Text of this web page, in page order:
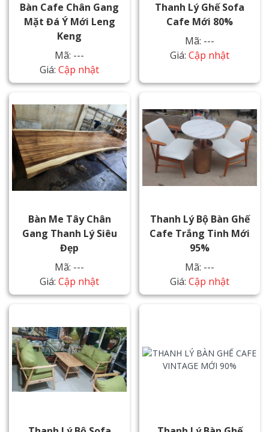
Bàn Cafe Chân Gang
Mặt Đá Ý Mới Leng
Keng
Mã: ---
Giá: Cập nhật
Thanh Lý Ghế Sofa
Cafe Mới 80%
Mã: ---
Giá: Cập nhật
Bàn Me Tây Chân
Gang Thanh Lý Siêu
Đẹp
Mã: ---
Giá: Cập nhật
Thanh Lý Bộ Bàn Ghế
Cafe Trắng Tinh Mới
95%
Mã: ---
Giá: Cập nhật